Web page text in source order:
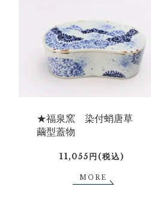
★福泉窯 染付蛸唐草
繭型蓋物
11,055円(税込)
MORE